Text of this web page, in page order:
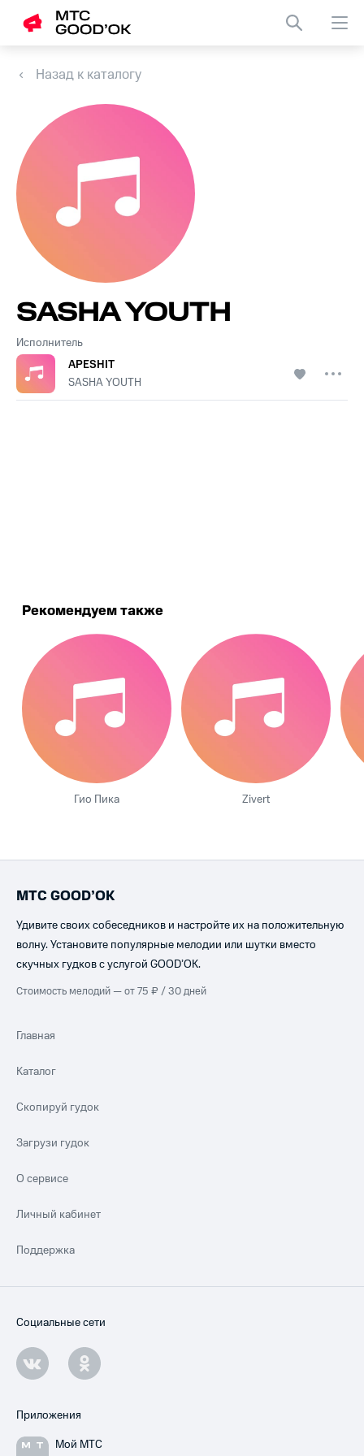
Назад к каталогу
Исполнитель
SASHA YOUTH
APESHIT
SASHA YOUTH
Рекомендуем также
Гио Пика Zivert
МТС GOOD’OK
Удивите своих собеседников и настройте их на положительную
волну. Установите популярные мелодии или шутки вместо
скучных гудков с услугой GOOD’OK.
Стоимость мелодий — от 75 ₽ / 30 дней
Главная
Каталог
Скопируй гудок
Загрузи гудок
О сервисе
Личный кабинет
Поддержка
Социальные сети
Приложения
Мой МТС